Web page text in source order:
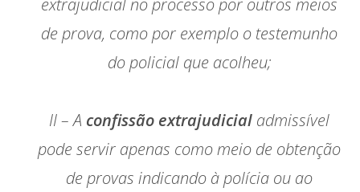
extrajudicial no processo por outros meios
de prova, como por exemplo o testemunho
do policial que acolheu;
II – A confissão extrajudicial admissível
pode servir apenas como meio de obtenção
de provas indicando à polícia ou ao